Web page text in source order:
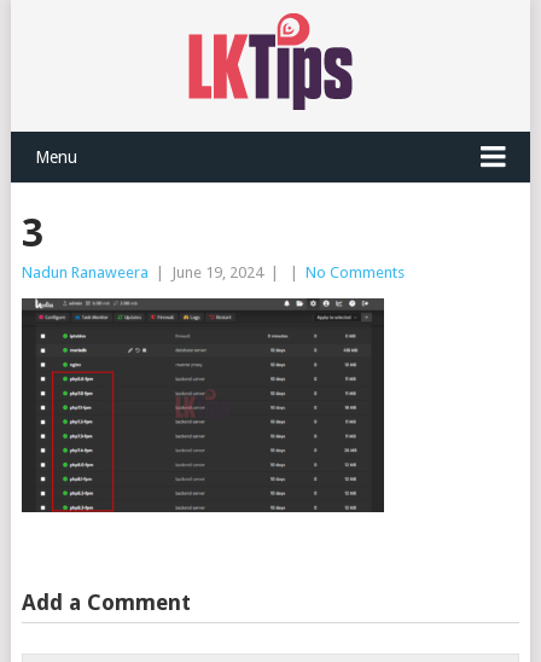
Menu
3
Nadun Ranaweera June 19, 2024 No Comments
Add a Comment